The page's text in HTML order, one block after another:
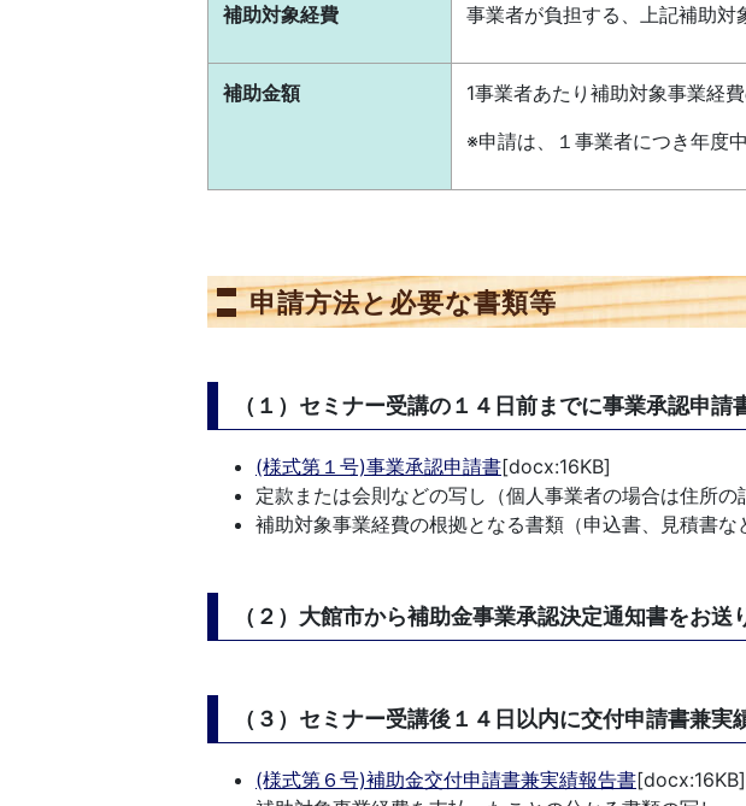
補助対象経費 事業者が負担する、上記補助対
補助金額
1事業者あたり補助対象事業経
※申請は、１事業者につき年度
申請方法と必要な書類等
（１）セミナー受講の１４日前までに事業承認申請
(様式第１号)事業承認申請書[docx:16KB]
定款または会則などの写し（個人事業者の場合は住所の
補助対象事業経費の根拠となる書類（申込書、見積書な
（２）大館市から補助金事業承認決定通知書をお送
（３）セミナー受講後１４日以内に交付申請書兼実
(様式第６号)補助金交付申請書兼実績報告書[docx:16KB]